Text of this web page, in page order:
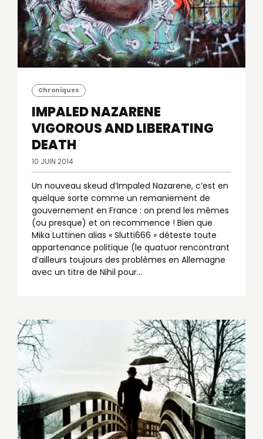
Chroniques
IMPALED NAZARENE
VIGOROUS AND LIBERATING
DEATH
10 JUIN 2014
Un nouveau skeud d’Impaled Nazarene, c’est en
quelque sorte comme un remaniement de
gouvernement en France : on prend les mêmes
(ou presque) et on recommence ! Bien que
Mika Luttinen alias « Slutti666 » déteste toute
appartenance politique (le quatuor rencontrant
d’ailleurs toujours des problèmes en Allemagne
avec un titre de Nihil pour…